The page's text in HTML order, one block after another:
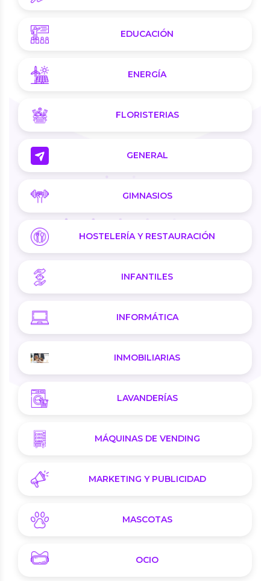
EDUCACIÓN
ENERGÍA
FLORISTERIAS
GENERAL
GIMNASIOS
HOSTELERÍA Y RESTAURACIÓN
INFANTILES
INFORMÁTICA
INMOBILIARIAS
LAVANDERÍAS
MÁQUINAS DE VENDING
MARKETING Y PUBLICIDAD
MASCOTAS
OCIO